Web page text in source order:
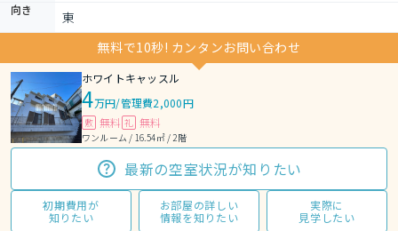
向き
東
無料で10秒! カンタンお問い合わせ
ホワイトキャッスル
4万円/管理費2,000円
敷 無料 礼 無料
ワンルーム / 16.54㎡ / 2階
最新の空室状況が知りたい
初期費用が
知りたい
お部屋の詳しい
情報を知りたい
実際に
見学したい